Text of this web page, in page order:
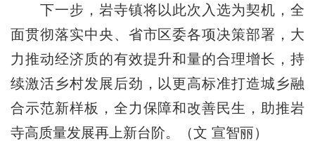
下一步，岩寺镇将以此次入选为契机，全
面贯彻落实中央、省市区委各项决策部署，大
力推动经济质的有效提升和量的合理增长，持
续激活乡村发展后劲，以更高标准打造城乡融
合示范新样板，全力保障和改善民生，助推岩
寺高质量发展再上新台阶。（文 宣智丽）